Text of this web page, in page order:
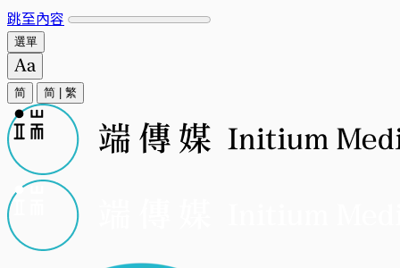
跳至內容
選單
简 简 繁